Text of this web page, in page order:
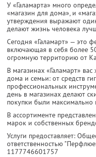
У «Галамарта» много
«магазин для дома», и
утверждения выражают
делают жизнь человека
Сегодня «Галамарт» — это
включающая в себя более
огромную территорию от
В магазинах «Галамарт»
дома и семьи: от средств
профессиональных
день в магазинах делают
покупки были
В ассортименте
марок и собственных
Услуги предоставляет:
ответственностью
1177746601757